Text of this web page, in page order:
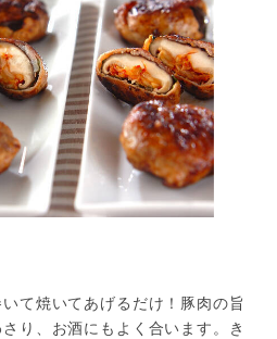
て焼いてあげるだけ！豚肉の旨
り、お酒にもよく合います。き